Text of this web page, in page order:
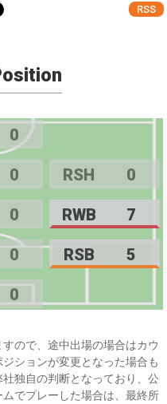
RSS
0
0 RSH 0
0 RWB 7
0 RSB 5
0
ので、途中出場の場合はカウ
ションが変更となった場合も
独自の判断となっており、公
でプレーした場合は、最終所